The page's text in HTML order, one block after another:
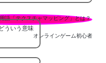
オンラインゲーム初心者
ういう意味